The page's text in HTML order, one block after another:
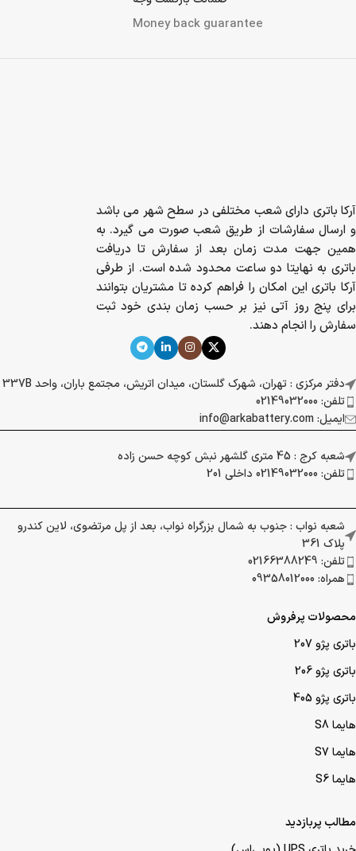
آرکا باتری دارای شعب مختلفی در سطح شهر می باشد
و ارسال سفارشات از طریق شعب صورت می گیرد. به
همین جهت مدت زمان بعد از سفارش تا دریافت
باتری به نهایتا دو ساعت محدود شده است. از طرفی
آرکا باتری این امکان را فراهم کرده تا مشتریان بتوانند
برای پنج روز آتی نیز بر حسب زمان بندی خود ثبت
سفارش را انجام دهند.
تلفن: 02149032000
ایمیل: info@arkabattery.com
شعبه کرج : 45 متری گلشهر نبش کوچه حسن زاده
تلفن: 02149032000 داخلی 201
شعبه نواب : جنوب به شمال بزرگراه نواب، بعد از پل مرتضوی، لاین کندرو
تلفن: 02166388249
همراه: 09358012000
محصولات پرفروش
باتری پژو 207
باتری پژو 206
باتری پژو 405
هایما S8